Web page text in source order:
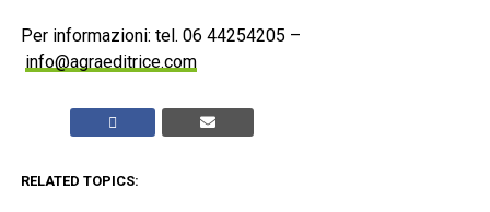
Per informazioni: tel. 06 44254205 –
info@agraeditrice.com
RELATED TOPICS: